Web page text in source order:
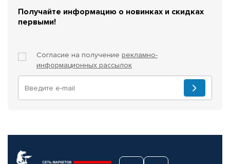
Получайте информацию о новинках и скидках
первыми!
Согласие на получение рекламно-
информационных рассылок